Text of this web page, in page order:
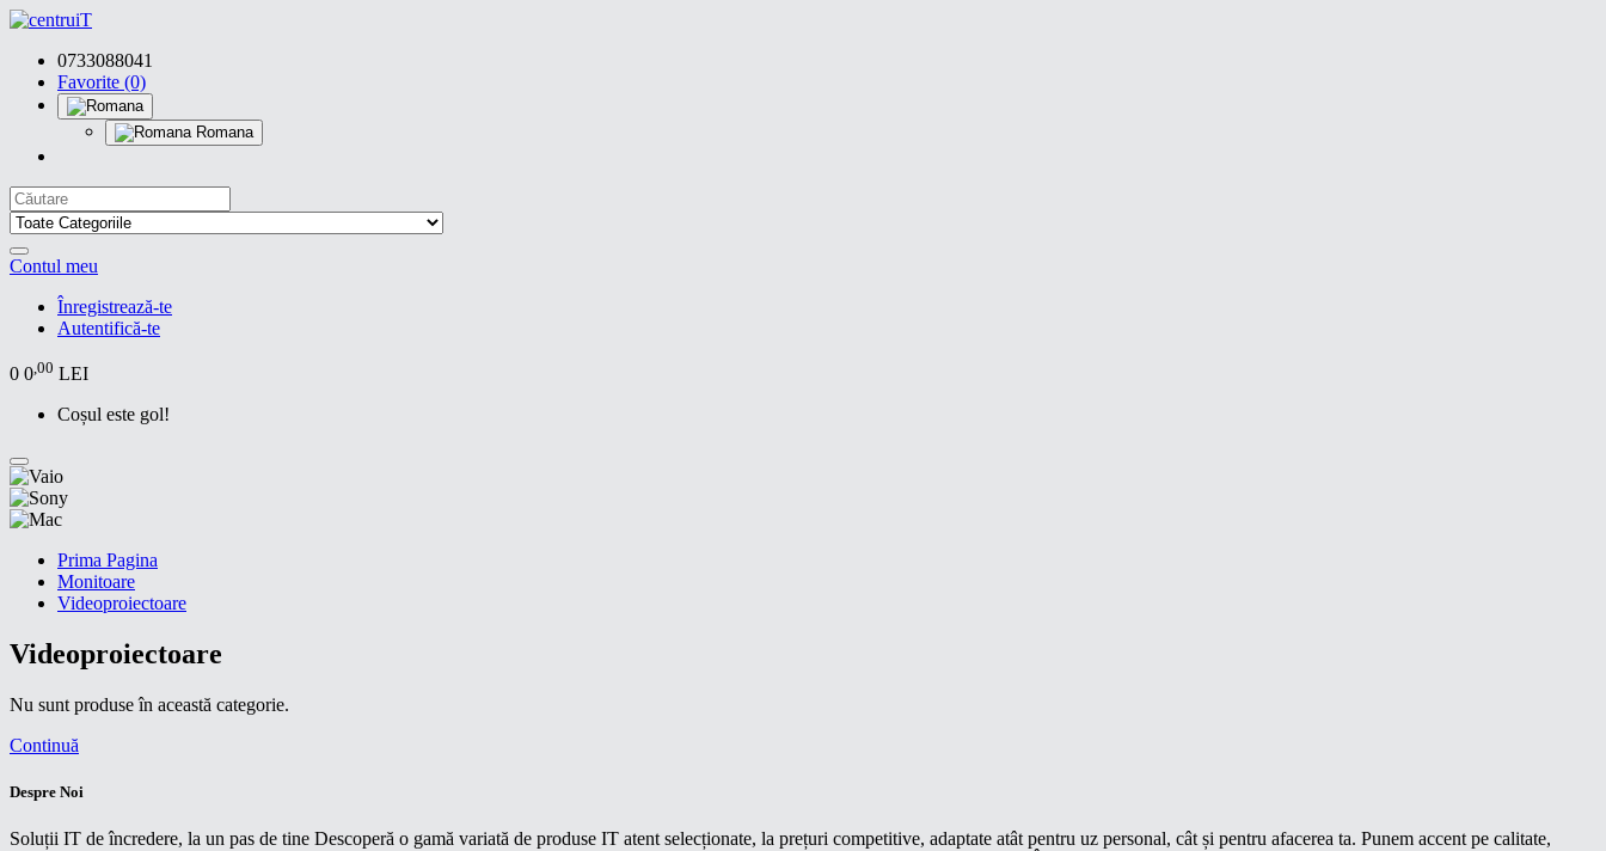
0733088041
Favorite (0)
Romana
Contul meu
Înregistrează-te
Autentifică-te
0 0,00 LEI
Coșul este gol!
Prima Pagina
Monitoare
Videoproiectoare
Videoproiectoare
Nu sunt produse în această categorie.
Continuă
Despre Noi
Soluții IT de încredere, la un pas de tine Descoperă o gamă variată de produse IT atent selecționate, la prețuri competitive, adaptate atât pentru uz personal, cât și pentru afacerea ta. Punem accent pe calitate,